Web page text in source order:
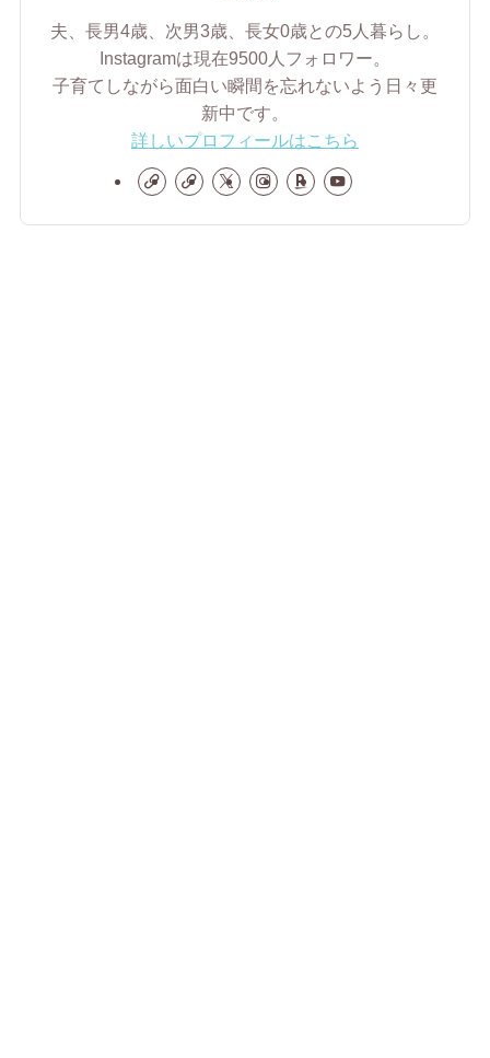
夫、長男4歳、次男3歳、長女0歳との5人暮らし。
Instagramは現在9500人フォロワー。
子育てしながら面白い瞬間を忘れないよう日々更
新中です。
詳しいプロフィールはこちら